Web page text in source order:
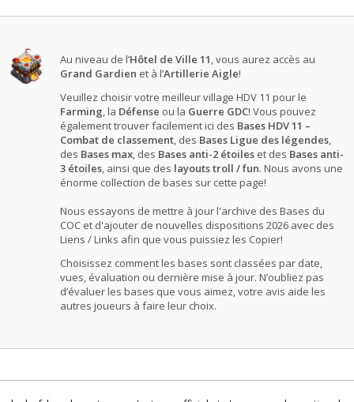
Au niveau de l’Hôtel de Ville 11, vous aurez accès au
Grand Gardien et à l’Artillerie Aigle!
Veuillez choisir votre meilleur village HDV 11 pour le
Farming, la Défense ou la Guerre GDC! Vous pouvez
également trouver facilement ici des Bases HDV 11 –
Combat de classement, des Bases Ligue des légendes,
des Bases max, des Bases anti-2 étoiles et des Bases anti-
3 étoiles, ainsi que des layouts troll / fun. Nous avons une
énorme collection de bases sur cette page!
Nous essayons de mettre à jour l'archive des Bases du
COC et d'ajouter de nouvelles dispositions 2026 avec des
Liens / Links afin que vous puissiez les Copier!
Choisissez comment les bases sont classées par date,
vues, évaluation ou dernière mise à jour. N’oubliez pas
d’évaluer les bases que vous aimez, votre avis aide les
autres joueurs à faire leur choix.